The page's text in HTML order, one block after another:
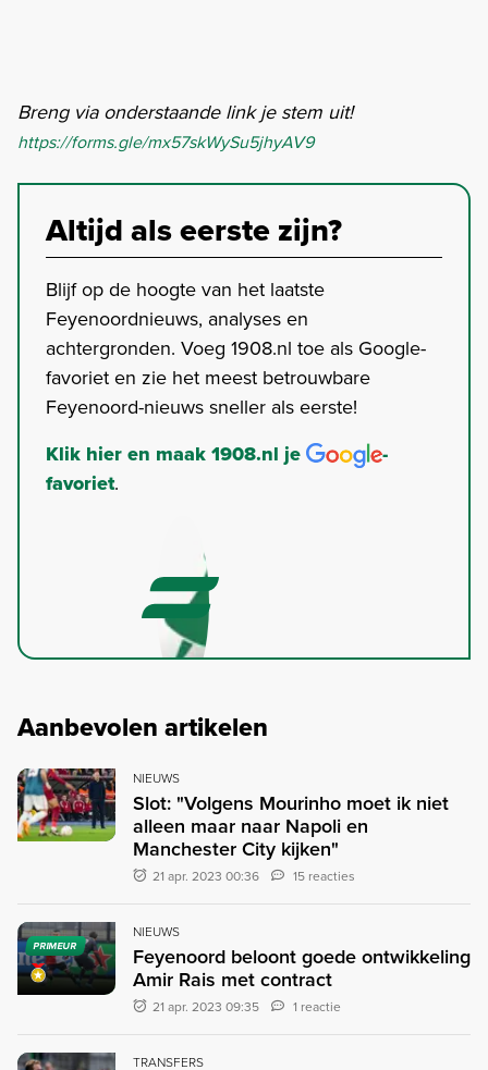
Breng via onderstaande link je stem uit!
https://forms.gle/mx57skWySu5jhyAV9
Altijd als eerste zijn?
Blijf op de hoogte van het laatste
Feyenoordnieuws, analyses en
achtergronden. Voeg 1908.nl toe als Google-
favoriet en zie het meest betrouwbare
Feyenoord-nieuws sneller als eerste!
Klik hier en maak 1908.nl je
-
favoriet.
Aanbevolen artikelen
NIEUWS
Slot: "Volgens Mourinho moet ik niet
alleen maar naar Napoli en
Manchester City kijken"
21 apr. 2023 00:36 15 reacties
PRIMEUR
NIEUWS
Feyenoord beloont goede ontwikkeling
Amir Rais met contract
21 apr. 2023 09:35 1 reactie
TRANSFERS